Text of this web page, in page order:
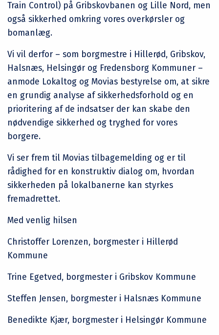
Train Control) på Gribskovbanen og Lille Nord, men
også sikkerhed omkring vores overkørsler og
bomanlæg.
Vi vil derfor – som borgmestre i Hillerød, Gribskov,
Halsnæs, Helsingør og Fredensborg Kommuner –
anmode Lokaltog og Movias bestyrelse om, at sikre
en grundig analyse af sikkerhedsforhold og en
prioritering af de indsatser der kan skabe den
nødvendige sikkerhed og tryghed for vores
borgere.
Vi ser frem til Movias tilbagemelding og er til
rådighed for en konstruktiv dialog om, hvordan
sikkerheden på lokalbanerne kan styrkes
fremadrettet.
Med venlig hilsen
Christoffer Lorenzen, borgmester i Hillerød
Kommune
Trine Egetved, borgmester i Gribskov Kommune
Steffen Jensen, borgmester i Halsnæs Kommune
Benedikte Kjær, borgmester i Helsingør Kommune